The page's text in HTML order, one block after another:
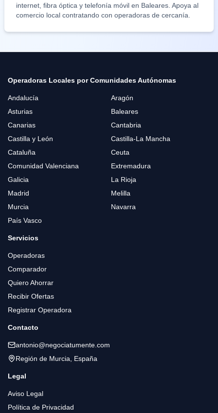
internet, fibra óptica y telefonía móvil en Baleares . Apoya al
comercio local contratando con operadoras de cercanía.
Operadoras Locales por Comunidades Autónomas
Andalucía
Aragón
Asturias
Baleares
Canarias
Cantabria
Castilla y León
Castilla-La Mancha
Cataluña
Ceuta
Comunidad Valenciana
Extremadura
Galicia
La Rioja
Madrid
Melilla
Murcia
Navarra
País Vasco
Servicios
Operadoras
Comparador
Quiero Ahorrar
Recibir Ofertas
Registrar Operadora
Contacto
antonio@negociatumente.com
Región de Murcia, España
Legal
Aviso Legal
Política de Privacidad